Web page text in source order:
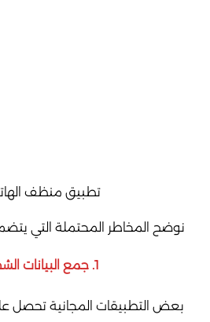
تطبيق منظف
نوضح المخاطر المحتملة التي
1. جمع البيانات الشخصية
بعض التطبيقات المجانية تحصل